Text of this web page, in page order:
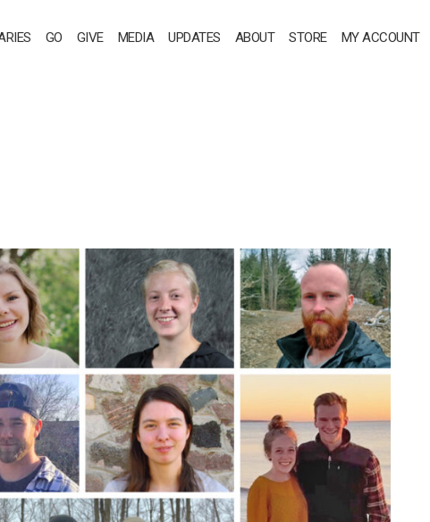
GO GIVE MEDIA UPDATES ABOUT STORE MY ACCOUNT